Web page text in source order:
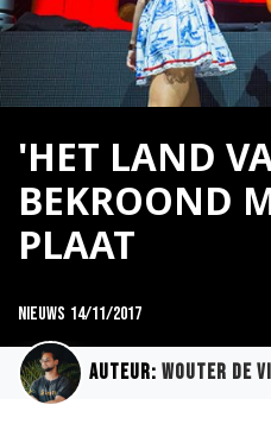
'HET LAND
BEKROOND
PLAAT
Nieuws 14/11/2017
Auteur: Wouter de